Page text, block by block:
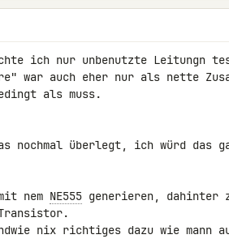
ich nur unbenutzte Leitungn
war auch eher nur als nette
als muss.
nochmal überlegt, ich würd das
nem NE555 generieren, dahinter
nix richtiges dazu wie mann